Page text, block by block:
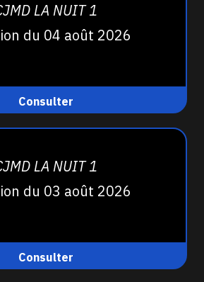
LA NUIT 1
du 04 août 2026
Consulter
LA NUIT 1
du 03 août 2026
Consulter